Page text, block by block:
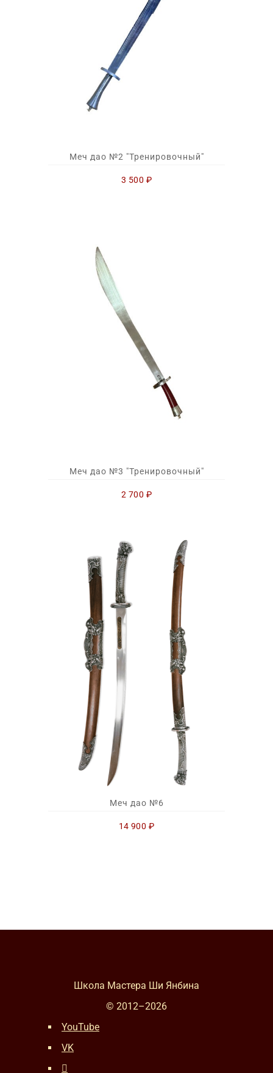
Меч дао №2 "Тренировочный"
3 500 ₽
Меч дао №3 "Тренировочный"
2 700 ₽
Меч дао №6
14 900 ₽
Школа Мастера Ши Янбина
© 2012–2026
YouTube
VK